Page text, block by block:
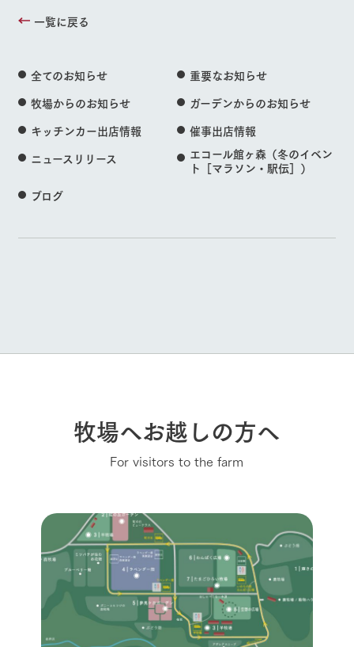
一覧に戻る
全てのお知らせ
重要なお知らせ
牧場からのお知らせ
ガーデンからのお知らせ
キッチンカー出店情報
催事出店情報
ニュースリリース
エコール館ヶ森（冬のイベン
ト［マラソン・駅伝］）
ブログ
牧場へお越しの方へ
For visitors to the farm